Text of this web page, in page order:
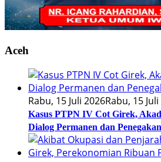
Aceh
Rabu, 15 Juli 2026Rabu, 15
Kasus PTPN IV Cot Girek,
Dialog Permanen dan